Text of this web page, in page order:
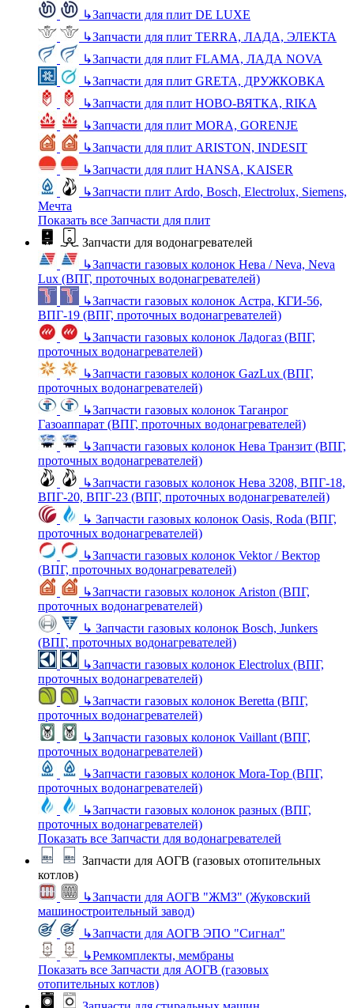
↳Запчасти для плит DE LUXE
↳Запчасти для плит TERRA, ЛАДА, ЭЛЕКТА
↳Запчасти для плит FLAMA, ЛАДА NOVA
↳Запчасти для плит GRETA, ДРУЖКОВКА
↳Запчасти для плит НОВО-ВЯТКА, RIKA
↳Запчасти для плит MORA, GORENJE
↳Запчасти для плит ARISTON, INDESIT
↳Запчасти для плит HANSA, KAISER
↳Запчасти плит Ardo, Bosch, Electrolux, Siemens,
Мечта
Показать все Запчасти для плит
Запчасти для водонагревателей
↳Запчасти газовых колонок Нева / Neva, Neva
Lux (ВПГ, проточных водонагревателей)
↳Запчасти газовых колонок Астра, КГИ-56,
ВПГ-19 (ВПГ, проточных водонагревателей)
↳Запчасти газовых колонок Ладогаз (ВПГ,
проточных водонагревателей)
↳Запчасти газовых колонок GazLux (ВПГ,
проточных водонагревателей)
↳Запчасти газовых колонок Таганрог
Газоаппарат (ВПГ, проточных водонагревателей)
↳Запчасти газовых колонок Нева Транзит (ВПГ,
проточных водонагревателей)
↳Запчасти газовых колонок Нева 3208, ВПГ-18,
ВПГ-20, ВПГ-23 (ВПГ, проточных водонагревателей)
↳ Запчасти газовых колонок Oasis, Roda (ВПГ,
проточных водонагревателей)
↳Запчасти газовых колонок Vektor / Вектор
(ВПГ, проточных водонагревателей)
↳Запчасти газовых колонок Ariston (ВПГ,
проточных водонагревателей)
↳ Запчасти газовых колонок Bosch, Junkers
(ВПГ, проточных водонагревателей)
↳Запчасти газовых колонок Electrolux (ВПГ,
проточных водонагревателей)
↳Запчасти газовых колонок Beretta (ВПГ,
проточных водонагревателей)
↳Запчасти газовых колонок Vaillant (ВПГ,
проточных водонагревателей)
↳Запчасти газовых колонок Mora-Top (ВПГ,
проточных водонагревателей)
↳Запчасти газовых колонок разных (ВПГ,
проточных водонагревателей)
Показать все Запчасти для водонагревателей
Запчасти для АОГВ (газовых отопительных
котлов)
↳Запчасти для АОГВ "ЖМЗ" (Жуковский
машиностроительный завод)
↳Запчасти для АОГВ ЭПО "Сигнал"
↳Ремкомплекты, мембраны
Показать все Запчасти для АОГВ (газовых
отопительных котлов)